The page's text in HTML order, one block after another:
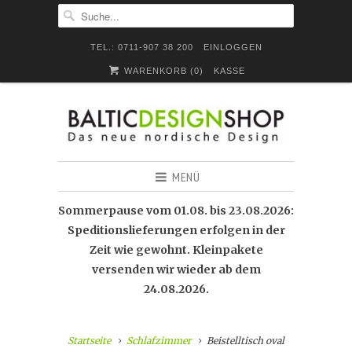
TEL.: 0711-907 38 200 EINLOGGEN
WARENKORB (0) KASSE
MENÜ
Sommerpause vom 01.08. bis 23.08.2026:
Speditionslieferungen erfolgen in der
Zeit wie gewohnt. Kleinpakete
versenden wir wieder ab dem
24.08.2026.
Startseite Schlafzimmer Beistelltisch oval